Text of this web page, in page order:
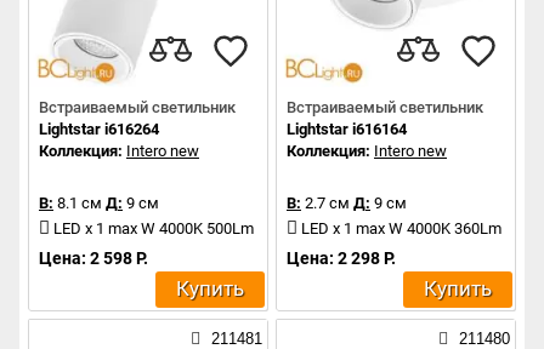
Встраиваемый светильник
Lightstar i616264
Коллекция: Intero new
В: 8.1 см Д: 9 см
LED x 1 max W 4000K 500Lm
Цена: 2 598 Р.
Купить
Встраиваемый светильник
Lightstar i616164
Коллекция: Intero new
В: 2.7 см Д: 9 см
LED x 1 max W 4000K 360Lm
Цена: 2 298 Р.
Купить
211481 211480